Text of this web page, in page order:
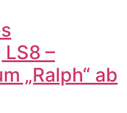
–
„Ralph“ ab